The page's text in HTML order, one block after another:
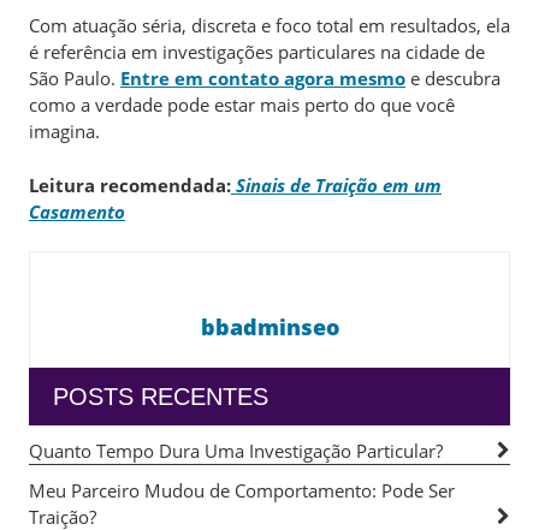
Com atuação séria, discreta e foco total em resultados, ela
é referência em investigações particulares na cidade de
São Paulo. Entre em contato agora mesmo e descubra
como a verdade pode estar mais perto do que você
imagina.
Leitura recomendada: Sinais de Traição em um
Casamento
bbadminseo
POSTS RECENTES
Quanto Tempo Dura Uma Investigação Particular?
Meu Parceiro Mudou de Comportamento: Pode Ser
Traição?